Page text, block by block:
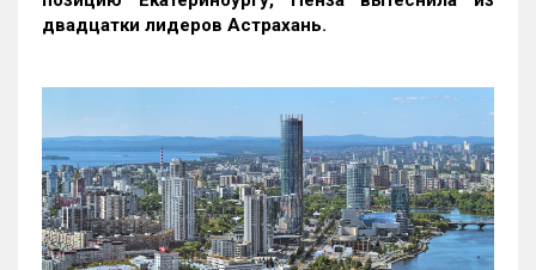
двадцатки лидеров Астрахань.